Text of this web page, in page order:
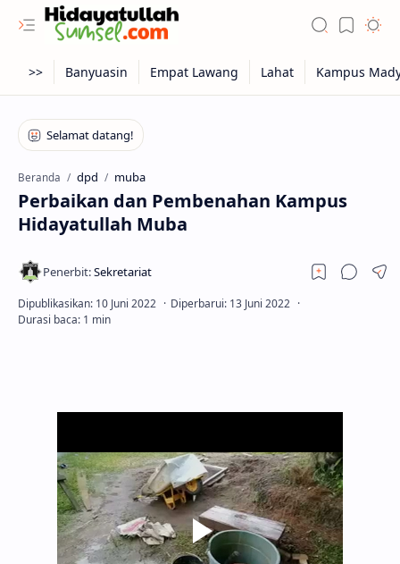
Beranda dpd muba
Perbaikan dan Pembenahan Kampus
Hidayatullah Muba